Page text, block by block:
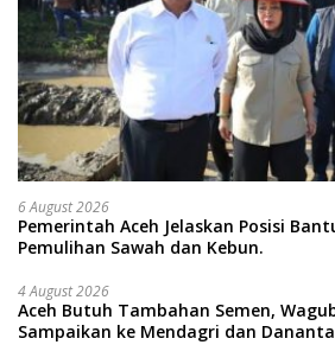
6 August 2026
Pemerintah Aceh Jelaskan Posisi
Pemulihan Sawah dan Kebun.
4 August 2026
Aceh Butuh Tambahan Semen,
Sampaikan ke Mendagri dan